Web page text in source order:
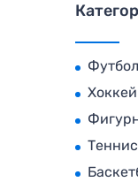
Футбол
Хоккей
Теннис